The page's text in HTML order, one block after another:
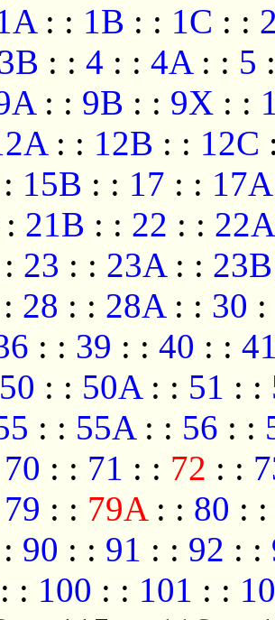
: : 1B : : 1C : :
: : 4 : : 4A: : 5 :
: : 9B : : 9X : :
: : 12B : : 12C
: 15B : : 17 : : 17A
: 21B : : 22 : : 22A
: 23 : : 23A: : 23B
: 28 : : 28A: : 30 :
: : 39 : : 40 : :
50 : : 50A: : 51 : :
: : 55A: : 56 : :
70 : : 71 : : 72 : :
79 : : 79A: : 80 :
: 90 : : 91 : : 92 : :
: : 100 : : 101 : :